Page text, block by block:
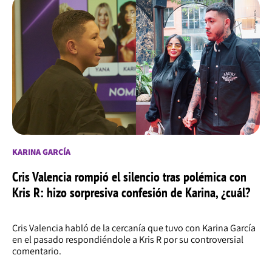
KARINA GARCÍA
Cris Valencia rompió el silencio tras polémica con
Kris R: hizo sorpresiva confesión de Karina, ¿cuál?
Cris Valencia habló de la cercanía que tuvo con Karina García
en el pasado respondiéndole a Kris R por su controversial
comentario.